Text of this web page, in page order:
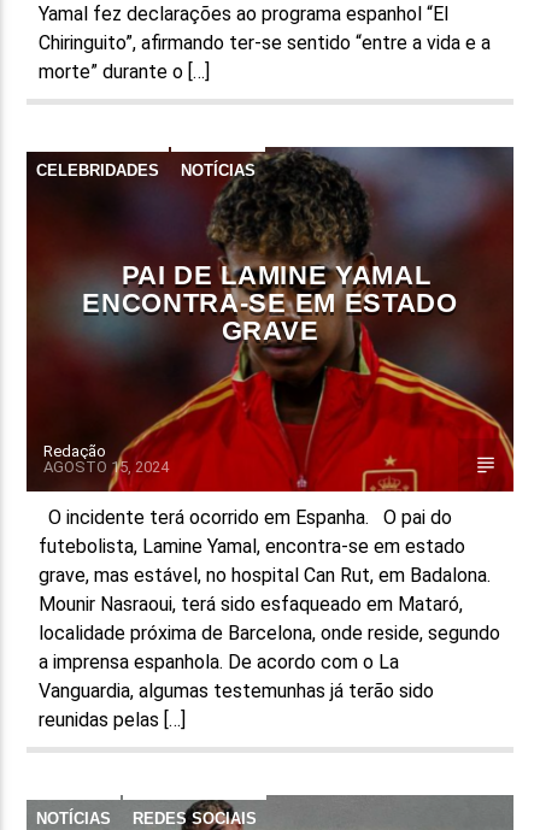
Yamal fez declarações ao programa espanhol “El
Chiringuito”, afirmando ter-se sentido “entre a vida e a
morte” durante o […]
CELEBRIDADES NOTÍCIAS
PAI DE LAMINE YAMAL
ENCONTRA-SE EM ESTADO
GRAVE
Redação
AGOSTO 15, 2024
O incidente terá ocorrido em Espanha. O pai do
futebolista, Lamine Yamal, encontra-se em estado
grave, mas estável, no hospital Can Rut, em Badalona.
Mounir Nasraoui, terá sido esfaqueado em Mataró,
localidade próxima de Barcelona, onde reside, segundo
a imprensa espanhola. De acordo com o La
Vanguardia, algumas testemunhas já terão sido
reunidas pelas […]
NOTÍCIAS REDES SOCIAIS